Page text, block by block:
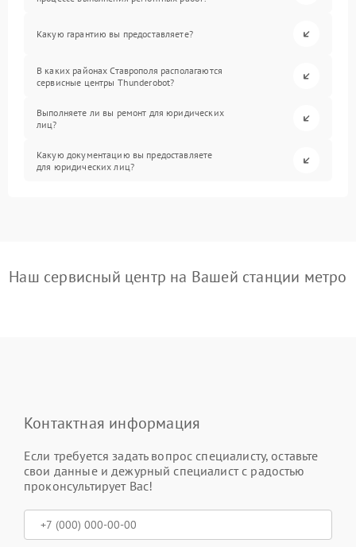
Какую гарантию вы предоставляете?
В каких районах Ставрополя располагаются
сервисные центры Thunderobot?
Выполняете ли вы ремонт для юридических
лиц?
Какую документацию вы предоставляете
для юридических лиц?
Наш сервисный центр на Вашей станции метро
Контактная информация
Если требуется задать вопрос специалисту, оставьте
свои данные и дежурный специалист с радостью
проконсультирует Вас!